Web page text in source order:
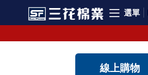
選單
線上購物